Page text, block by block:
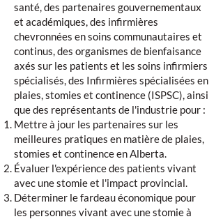
santé, des partenaires gouvernementaux
et académiques, des infirmières
chevronnées en soins communautaires et
continus, des organismes de bienfaisance
axés sur les patients et les soins infirmiers
spécialisés, des Infirmières spécialisées en
plaies, stomies et continence (ISPSC), ainsi
que des représentants de l'industrie pour :
Mettre à jour les partenaires sur les
meilleures pratiques en matière de plaies,
stomies et continence en Alberta.
Évaluer l'expérience des patients vivant
avec une stomie et l'impact provincial.
Déterminer le fardeau économique pour
les personnes vivant avec une stomie à